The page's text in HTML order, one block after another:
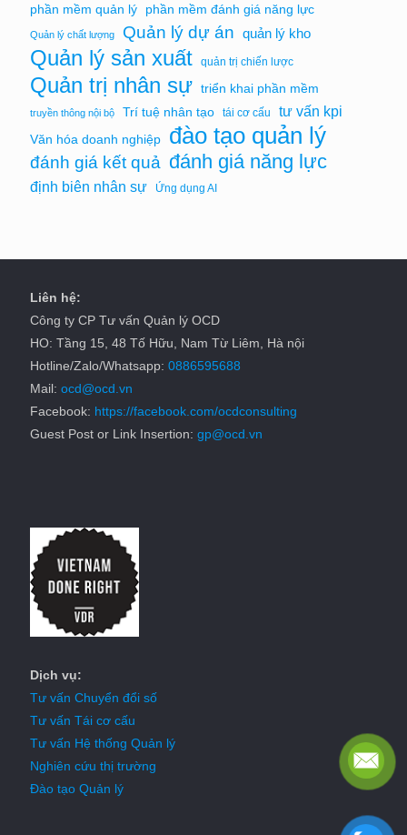
phần mềm quản lý phần mềm đánh giá năng lực
Quản lý chất lượng Quản lý dự án quản lý kho
Quản lý sản xuất quản trị chiến lược
Quản trị nhân sự triển khai phần mềm
truyền thông nội bộ Trí tuệ nhân tạo tái cơ cấu tư vấn kpi
Văn hóa doanh nghiệp đào tạo quản lý
đánh giá kết quả đánh giá năng lực
định biên nhân sự Ứng dụng AI
Liên hệ:
Công ty CP Tư vấn Quản lý OCD
HO: Tầng 15, 48 Tố Hữu, Nam Từ Liêm, Hà nội
Hotline/Zalo/Whatsapp: 0886595688
Mail: ocd@ocd.vn
Facebook: https://facebook.com/ocdconsulting
Guest Post or Link Insertion: gp@ocd.vn
Dịch vụ:
Tư vấn Chuyển đổi số
Tư vấn Tái cơ cấu
Tư vấn Hệ thống Quản lý
Nghiên cứu thị trường
Đào tạo Quản lý